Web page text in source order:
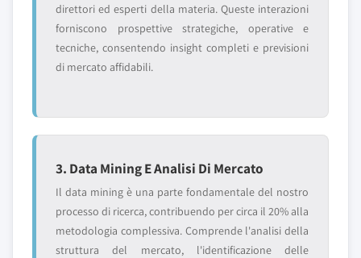
direttori ed esperti della materia. Queste interazioni
forniscono prospettive strategiche, operative e
tecniche, consentendo insight completi e previsioni
di mercato affidabili.
3. Data Mining E Analisi Di Mercato
Il data mining è una parte fondamentale del nostro
processo di ricerca, contribuendo per circa il 20% alla
metodologia complessiva. Comprende l'analisi della
struttura del mercato, l'identificazione delle